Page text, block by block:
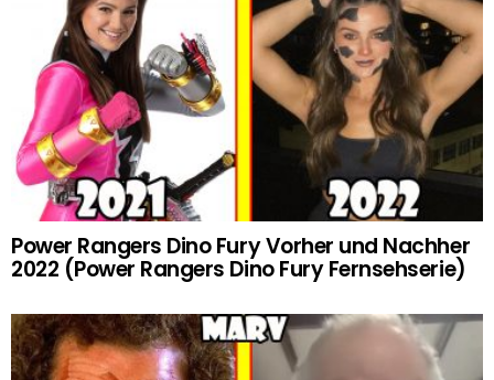
Power Rangers Dino Fury Vorher und Nachher
2022 (Power Rangers Dino Fury Fernsehserie)